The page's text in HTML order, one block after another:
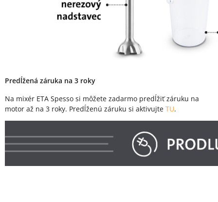
Predĺžená záruka na 3 roky
Na mixér ETA Spesso si môžete zadarmo predĺžiť záruku na
motor až na 3 roky. Predĺženú záruku si aktivujte TU.